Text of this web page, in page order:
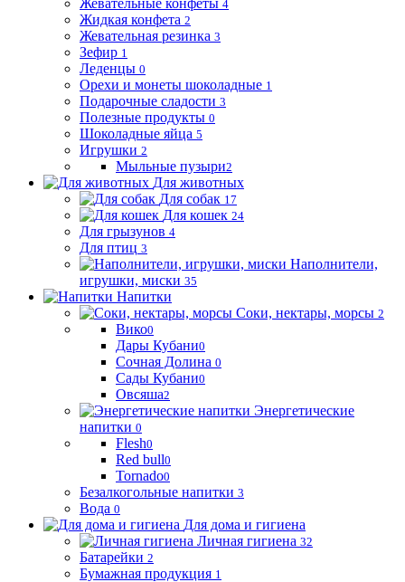
Жевательные конфеты 4
Жидкая конфета 2
Жевательная резинка 3
Зефир 1
Леденцы 0
Орехи и монеты шоколадные 1
Подарочные сладости 3
Полезные продукты 0
Шоколадные яйца 5
Игрушки 2
Мыльные пузыри2
Для животных
Для собак 17
Для кошек 24
Для грызунов 4
Для птиц 3
Наполнители,
игрушки, миски 35
Напитки
Соки, нектары, морсы 2
Вико0
Дары Кубани0
Сочная Долина 0
Сады Кубани0
Овсяша2
Энергетические
напитки 0
Flesh0
Red bull0
Tornado0
Безалкогольные напитки 3
Вода 0
Для дома и гигиена
Личная гигиена 32
Батарейки 2
Бумажная продукция 1